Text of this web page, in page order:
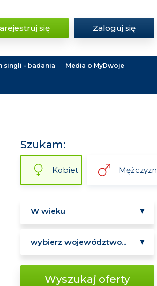
się Zaloguj się
singli - badania Media o MyDwoje
Szukam:
Kobiet Mężczyzn
Wyszukaj oferty